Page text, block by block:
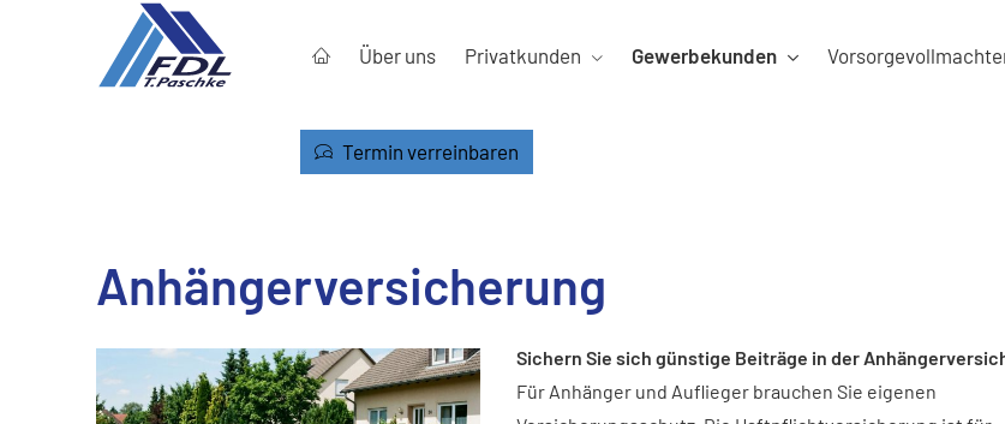
Über uns Privatkunden Gewerbekunden
Termin verreinbaren
Anhängerversicherung
Sichern Sie sich günstige Beiträge in der
Für Anhänger und Auflieger brauchen Sie eigenen